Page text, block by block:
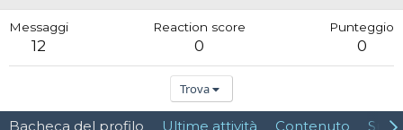
Messaggi
12
Reaction score
0
Punteggio
0
Trova
Bacheca del profilo Ultime attività Contenuto Su